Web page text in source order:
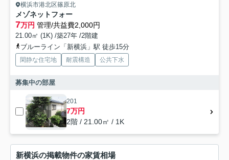
横浜市港北区篠原北
メゾネットフォー
7万円 管理/共益費2,000円
21.00㎡ (1K) /築27年 /2階建
ブルーライン「新横浜」駅 徒歩15分
閑静な住宅地 耐震構造 公共下水
募集中の部屋
201
7万円
2階 / 21.00㎡ / 1K
新横浜の掲載物件の家賃相場